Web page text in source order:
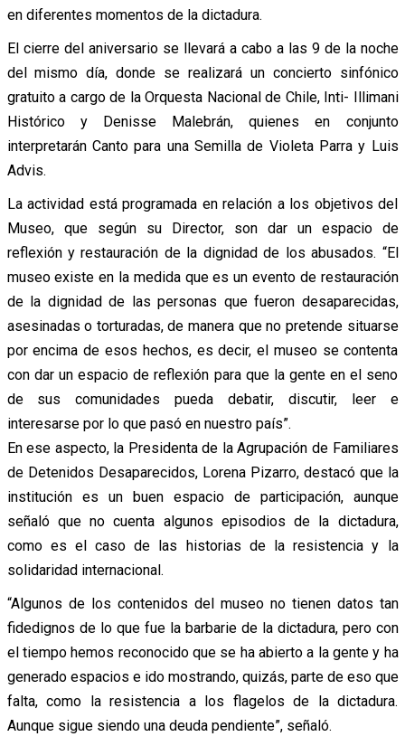
en diferentes momentos de la dictadura.
El cierre del aniversario se llevará a cabo a las 9 de la noche
del mismo día, donde se realizará un concierto sinfónico
gratuito a cargo de la Orquesta Nacional de Chile, Inti- Illimani
Histórico y Denisse Malebrán, quienes en conjunto
interpretarán Canto para una Semilla de Violeta Parra y Luis
Advis.
La actividad está programada en relación a los objetivos del
Museo, que según su Director, son dar un espacio de
reflexión y restauración de la dignidad de los abusados. “El
museo existe en la medida que es un evento de restauración
de la dignidad de las personas que fueron desaparecidas,
asesinadas o torturadas, de manera que no pretende situarse
por encima de esos hechos, es decir, el museo se contenta
con dar un espacio de reflexión para que la gente en el seno
de sus comunidades pueda debatir, discutir, leer e
interesarse por lo que pasó en nuestro país”.
En ese aspecto, la Presidenta de la Agrupación de Familiares
de Detenidos Desaparecidos, Lorena Pizarro, destacó que la
institución es un buen espacio de participación, aunque
señaló que no cuenta algunos episodios de la dictadura,
como es el caso de las historias de la resistencia y la
solidaridad internacional.
“Algunos de los contenidos del museo no tienen datos tan
fidedignos de lo que fue la barbarie de la dictadura, pero con
el tiempo hemos reconocido que se ha abierto a la gente y ha
generado espacios e ido mostrando, quizás, parte de eso que
falta, como la resistencia a los flagelos de la dictadura.
Aunque sigue siendo una deuda pendiente”, señaló.